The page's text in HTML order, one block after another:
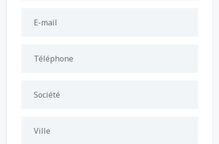
E-mail
Téléphone
Société
Ville